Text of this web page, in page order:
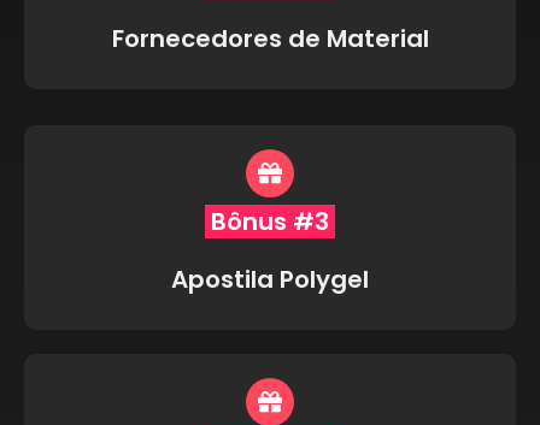
Fornecedores de Material
Bônus #3
Apostila Polygel